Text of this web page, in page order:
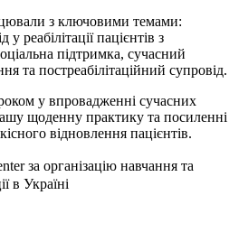
з ключовими темами:
реабілітації пацієнтів з
підтримка, сучасний
та постреабілітаційний супровід.
у впровадженні сучасних
щоденну практику та посиленні
відновлення пацієнтів.
за організацію навчання та
в Україні